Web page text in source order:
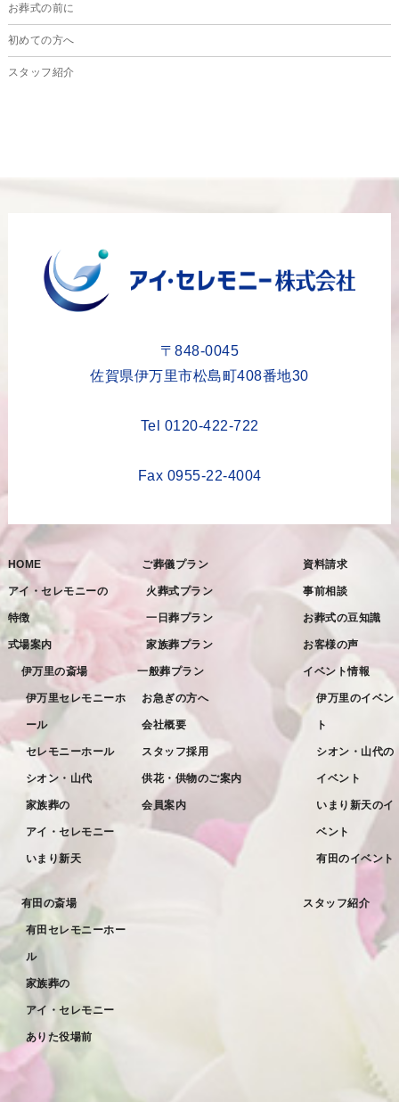
2023年11月
2023年8月
2023年6月
2022年11月
2022年10月
2022年9月
2022年8月
2022年7月
2022年6月
2022年5月
2022年4月
2022年1月
2021年11月
2021年10月
2021年9月
2021年8月
2021年7月
お葬式の前に
初めての方へ
スタッフ紹介
〒848-0045
佐賀県伊万里市松島町408番地30
Tel 0120-422-722
Fax 0955-22-4004
HOME
アイ・セレモニーの
特徴
式場案内
伊万里の斎場
伊万里セレモニーホ
ール
セレモニーホール
シオン・山代
家族葬の
アイ・セレモニー
いまり新天
有田の斎場
有田セレモニーホー
ル
家族葬の
アイ・セレモニー
ありた役場前
ご葬儀プラン
火葬式プラン
一日葬プラン
家族葬プラン
一般葬プラン
お急ぎの方へ
会社概要
スタッフ採用
供花・供物のご案内
会員案内
資料請求
事前相談
お葬式の豆知識
お客様の声
イベント情報
伊万里のイベン
ト
シオン・山代の
イベント
いまり新天のイ
ベント
有田のイベント
スタッフ紹介